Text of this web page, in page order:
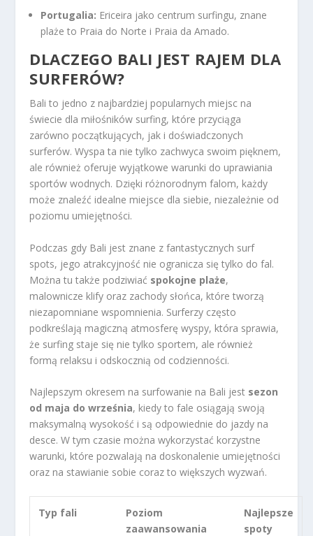
Portugalia: Ericeira jako centrum surfingu, znane
plaże to Praia do Norte i Praia da Amado.
DLACZEGO BALI JEST RAJEM DLA
SURFERÓW?
Bali to jedno z najbardziej popularnych miejsc na
świecie dla miłośników surfing, które przyciąga
zarówno początkujących, jak i doświadczonych
surferów. Wyspa ta nie tylko zachwyca swoim pięknem,
ale również oferuje wyjątkowe warunki do uprawiania
sportów wodnych. Dzięki różnorodnym falom, każdy
może znaleźć idealne miejsce dla siebie, niezależnie od
poziomu umiejętności.
Podczas gdy Bali jest znane z fantastycznych surf
spots, jego atrakcyjność nie ogranicza się tylko do fal.
Można tu także podziwiać spokojne plaże,
malownicze klify oraz zachody słońca, które tworzą
niezapomniane wspomnienia. Surferzy często
podkreślają magiczną atmosferę wyspy, która sprawia,
że surfing staje się nie tylko sportem, ale również
formą relaksu i odskocznią od codzienności.
Najlepszym okresem na surfowanie na Bali jest sezon
od maja do września, kiedy to fale osiągają swoją
maksymalną wysokość i są odpowiednie do jazdy na
desce. W tym czasie można wykorzystać korzystne
warunki, które pozwalają na doskonalenie umiejętności
oraz na stawianie sobie coraz to większych wyzwań.
Typ fali
Poziom
zaawansowania
Najlepsze
spoty